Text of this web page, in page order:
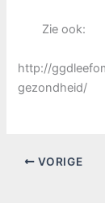
Zie ook:
http://
gezondheid/
VORIGE